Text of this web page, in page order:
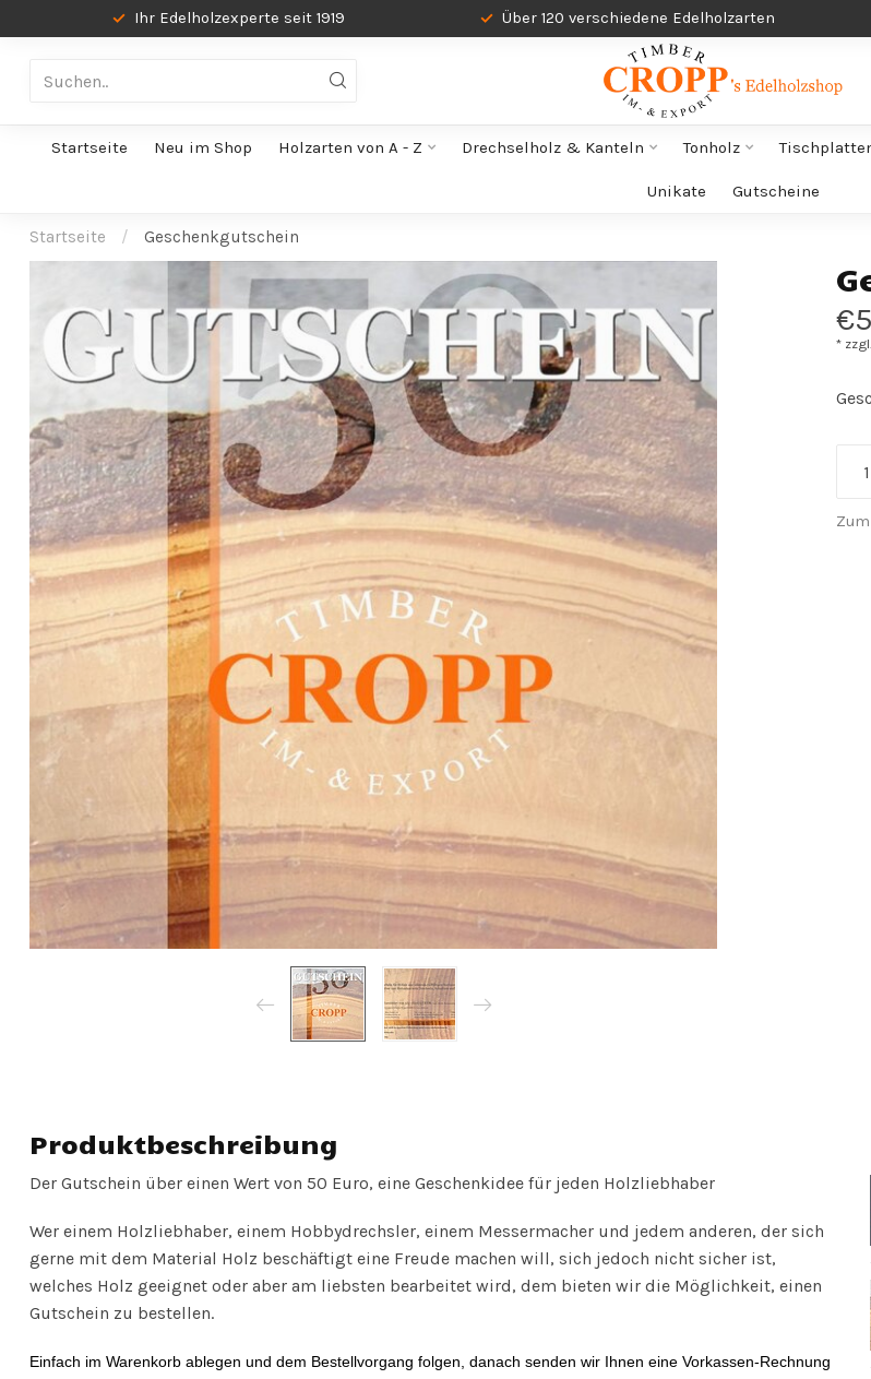
Ihr Edelholzexperte seit 1919 Über 120 verschiedene Edelholzarten
Startseite Neu im Shop Holzarten von A - Z Drechselholz & Kanteln Tonholz
Unikate Gutscheine
Startseite / Geschenkgutschein
*
Produktbeschreibung
Der Gutschein über einen Wert von 50 Euro, eine Geschenkidee für jeden Holzliebhaber
Wer einem Holzliebhaber, einem Hobbydrechsler, einem Messermacher und jedem anderen, der sich
gerne mit dem Material Holz beschäftigt eine Freude machen will, sich jedoch nicht sicher ist,
welches Holz geeignet oder aber am liebsten bearbeitet wird, dem bieten wir die Möglichkeit, einen
Gutschein zu bestellen.
Einfach im Warenkorb ablegen und dem Bestellvorgang folgen, danach senden wir Ihnen eine Vorkassen-Rechnung